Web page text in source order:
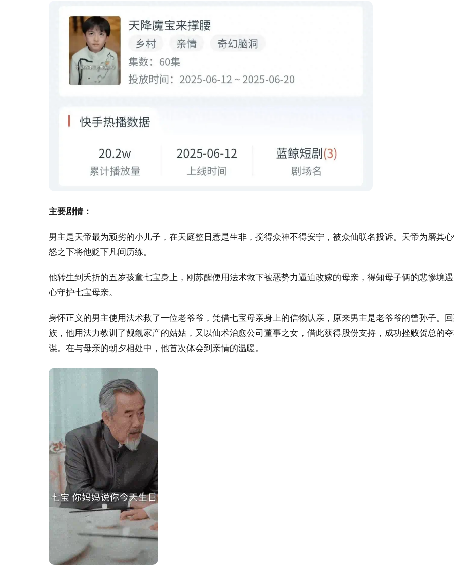
主要剧情：
男主是天帝最为顽劣的小儿子，在天庭整日惹是生非，搅得众神不得安宁，被众仙联名投诉。天帝为磨其
怒之下将他贬下凡间历练。
他转生到夭折的五岁孩童七宝身上，刚苏醒便用法术救下被恶势力逼迫改嫁的母亲，得知母子俩的悲惨境
心守护七宝母亲。
身怀正义的男主使用法术救了一位老爷爷，凭借七宝母亲身上的信物认亲，原来男主是老爷爷的曾孙子。
族，他用法力教训了觊觎家产的姑姑，又以仙术治愈公司董事之女，借此获得股份支持，成功挫败贺总的
谋。在与母亲的朝夕相处中，他首次体会到亲情的温暖。